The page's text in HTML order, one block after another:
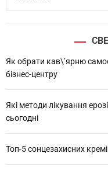
:Як обрати кав\’ярню
бізнес-центру
Які методи лікування
сьогодні
Топ-5 сонцезахисних